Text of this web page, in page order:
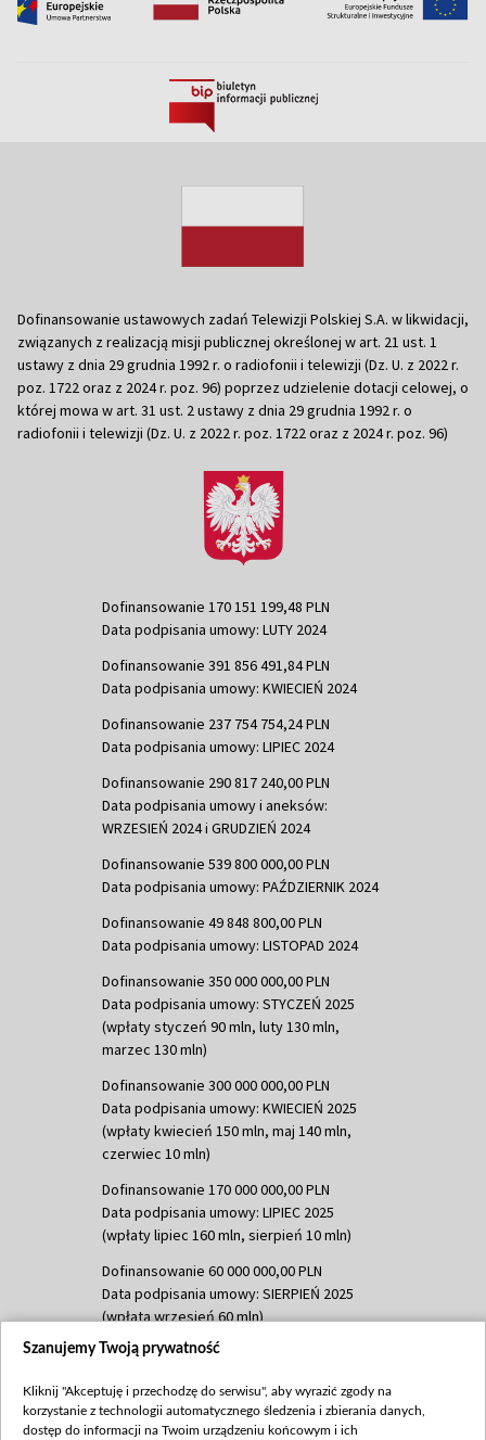
Dofinansowanie ustawowych zadań Telewizji Polskiej S.A. w likwidacji,
związanych z realizacją misji publicznej określonej w art. 21 ust. 1
ustawy z dnia 29 grudnia 1992 r. o radiofonii i telewizji (Dz. U. z 2022 r.
poz. 1722 oraz z 2024 r. poz. 96) poprzez udzielenie dotacji celowej, o
której mowa w art. 31 ust. 2 ustawy z dnia 29 grudnia 1992 r. o
radiofonii i telewizji (Dz. U. z 2022 r. poz. 1722 oraz z 2024 r. poz. 96)
Dofinansowanie 170 151 199,48 PLN
Data podpisania umowy: LUTY 2024
Dofinansowanie 391 856 491,84 PLN
Data podpisania umowy: KWIECIEŃ 2024
Dofinansowanie 237 754 754,24 PLN
Data podpisania umowy: LIPIEC 2024
Dofinansowanie 290 817 240,00 PLN
Data podpisania umowy i aneksów:
WRZESIEŃ 2024 i GRUDZIEŃ 2024
Dofinansowanie 539 800 000,00 PLN
Data podpisania umowy: PAŹDZIERNIK 2024
Dofinansowanie 49 848 800,00 PLN
Data podpisania umowy: LISTOPAD 2024
Dofinansowanie 350 000 000,00 PLN
Data podpisania umowy: STYCZEŃ 2025
(wpłaty styczeń 90 mln, luty 130 mln,
marzec 130 mln)
Dofinansowanie 300 000 000,00 PLN
Data podpisania umowy: KWIECIEŃ 2025
(wpłaty kwiecień 150 mln, maj 140 mln,
czerwiec 10 mln)
Dofinansowanie 170 000 000,00 PLN
Data podpisania umowy: LIPIEC 2025
(wpłaty lipiec 160 mln, sierpień 10 mln)
Dofinansowanie 60 000 000,00 PLN
Data podpisania umowy: SIERPIEŃ 2025
(wpłata wrzesień 60 mln)
Dofinansowanie 635 783 051,21 PLN
(wpłata wrzesień 100 mln, październik 350
mln, listopad 265 mln)
Szanujemy Twoją prywatność
Kliknij "Akceptuję i przechodzę do serwisu", aby wyrazić zgody na
korzystanie z technologii automatycznego śledzenia i zbierania danych,
dostęp do informacji na Twoim urządzeniu końcowym i ich